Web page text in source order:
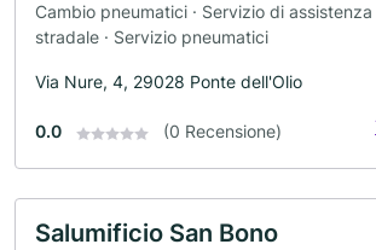
Cambio pneumatici · Servizio di assistenza
stradale · Servizio pneumatici
Via Nure, 4, 29028 Ponte dell'Olio
0.0 (0 Recensione)
Salumificio San Bono